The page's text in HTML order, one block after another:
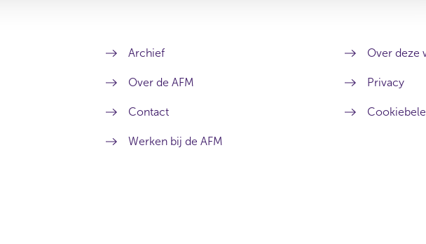
Archief
Over de AFM
Contact
Werken bij de AFM
Over deze
Privacy